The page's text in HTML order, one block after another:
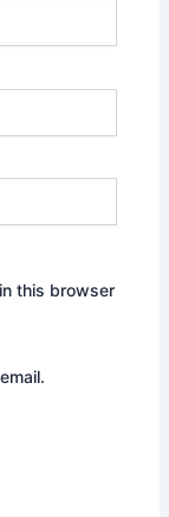
this browser